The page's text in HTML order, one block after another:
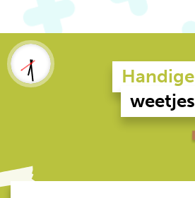
Handige
weetjes